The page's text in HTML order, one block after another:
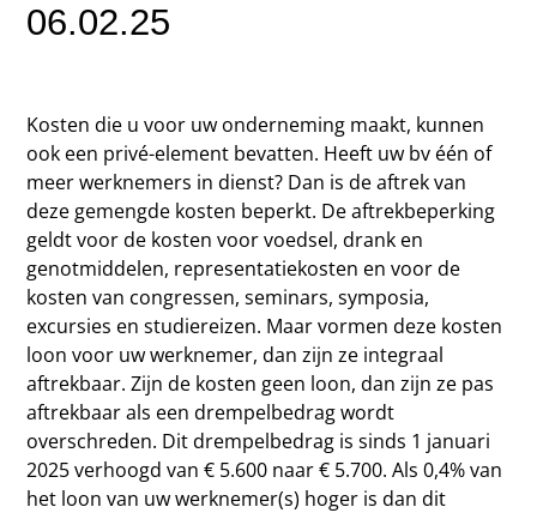
06.02.25
Kosten die u voor uw onderneming maakt, kunnen
ook een privé-element bevatten. Heeft uw bv één of
meer werknemers in dienst? Dan is de aftrek van
deze gemengde kosten beperkt. De aftrekbeperking
geldt voor de kosten voor voedsel, drank en
genotmiddelen, representatiekosten en voor de
kosten van congressen, seminars, symposia,
excursies en studiereizen. Maar vormen deze kosten
loon voor uw werknemer, dan zijn ze integraal
aftrekbaar. Zijn de kosten geen loon, dan zijn ze pas
aftrekbaar als een drempelbedrag wordt
overschreden. Dit drempelbedrag is sinds 1 januari
2025 verhoogd van € 5.600 naar € 5.700. Als 0,4% van
het loon van uw werknemer(s) hoger is dan dit